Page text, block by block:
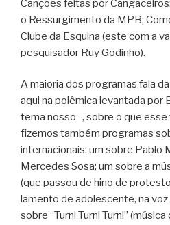
Canções feitas por
o Ressurgimento da MPB;
Clube da Esquina (este com a
pesquisador Ruy Godinho).
A maioria dos programas fala
aqui na polêmica levantada por
tema nosso -, sobre o que
fizemos também programas
internacionais: um sobre Pablo
Mercedes Sosa; um sobre a
(que passou de hino de
lamento de adolescente, na
sobre “Turn! Turn! Turn!”